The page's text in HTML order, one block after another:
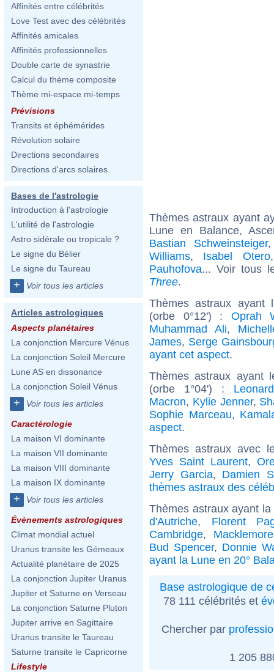
Affinités entre célébrités
Love Test avec des célébrités
Affinités amicales
Affinités professionnelles
Double carte de synastrie
Calcul du thème composite
Thème mi-espace mi-temps
Prévisions
Transits et éphémérides
Révolution solaire
Directions secondaires
Directions d'arcs solaires
Bases de l'astrologie
Introduction à l'astrologie
L'utilité de l'astrologie
Astro sidérale ou tropicale ?
Le signe du Bélier
Le signe du Taureau
+ Voir tous les articles
Articles astrologiques
Aspects planétaires
La conjonction Mercure Vénus
La conjonction Soleil Mercure
Lune AS en dissonance
La conjonction Soleil Vénus
+ Voir tous les articles
Caractérologie
La maison VI dominante
La maison VII dominante
La maison VIII dominante
La maison IX dominante
+ Voir tous les articles
Évènements astrologiques
Climat mondial actuel
Uranus transite les Gémeaux
Actualité planétaire de 2025
La conjonction Jupiter Uranus
Jupiter et Saturne en Verseau
La conjonction Saturne Pluton
Jupiter arrive en Sagittaire
Uranus transite le Taureau
Saturne transite le Capricorne
Lifestyle
Thèmes astraux ayant
Lune en Balance,
Bastian Schweinsteiger
Williams, Isabel Otero
Pauhofova... Voir tous
Three.
Thèmes astraux ayant
(orbe 0°12') : Oprah
Muhammad Ali,
James, Serge
ayant cet aspect.
Thèmes astraux ayant
(orbe 1°04') :
Macron, Kylie Jenner,
Sophie Marceau,
aspect.
Thèmes astraux avec
Yves Saint Laurent,
Jerry Garcia, Damien
thèmes astraux des
Thèmes astraux ayant
d'Autriche, Florent
Cambridge, Macklemore
Bud Spencer, Donnie
ayant la Lune en 20°
Base astrologique de
78 111 célébrités et
Chercher par
1 205